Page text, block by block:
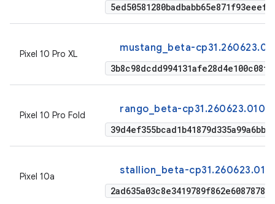
Pixel 10 Pro XL mustang_beta-
Pixel 10 Pro Fold rango_beta-
Pixel 10a stallion_beta-